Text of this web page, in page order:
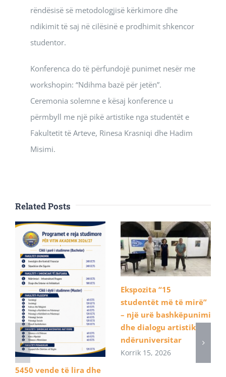
rëndësisë së metodologjisë kërkimore dhe
ndikimit të saj në cilësinë e prodhimit shkencor
studentor.
Konferenca do të përfundojë punimet nesër me
workshopin: “Ndihma bazë për jetën”.
Ceremonia solemne e kësaj konference u
përmbyll me një pikë artistike nga studentët e
Fakultetit të Arteve, Rinesa Krasniqi dhe Hadim
Misimi.
Related Posts
5450 vende të lira dhe
Ekspozita “15
studentët më të mirë”
– një urë bashkëpunimi
dhe dialogu artistik
ndëruniversitar
Korrik 15, 2026